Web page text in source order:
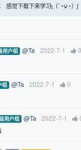
感觉下载下来学习ʅ（´◔౪◔）ʃ
用户组 @Ta 2022-7-1 0
组 @Ta 2022-7-1 0
用户组 @Ta 2022-7-1